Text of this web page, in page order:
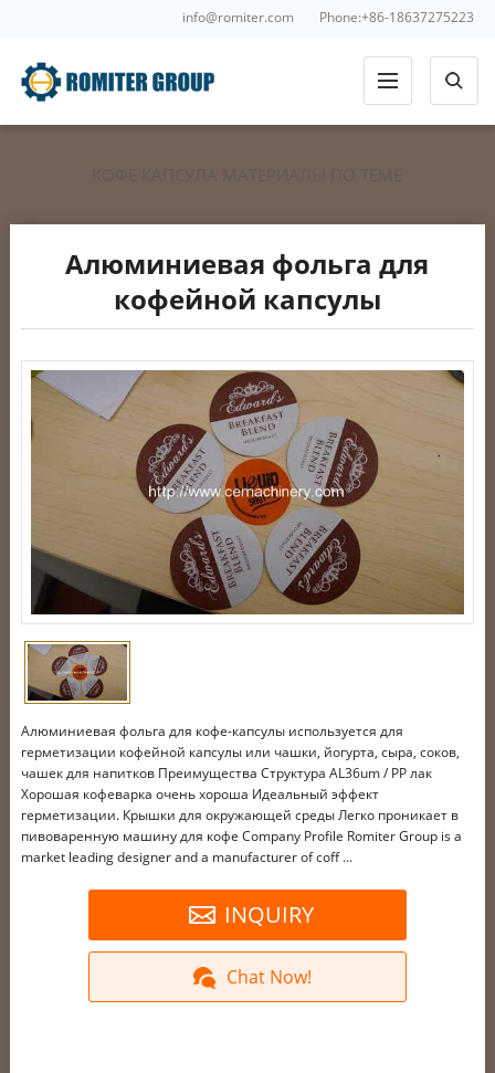
info@romiter.com Phone:+86-18637275223
Алюминиевая фольга для
кофейной капсулы
Алюминиевая фольга для кофе-капсулы используется для
герметизации кофейной капсулы или чашки, йогурта, сыра, соков,
чашек для напитков Преимущества Структура AL36um / PP лак
Хорошая кофеварка очень хороша Идеальный эффект
герметизации. Крышки для окружающей среды Легко проникает в
пивоваренную машину для кофе Company Profile Romiter Group is a
market leading designer and a manufacturer of coff ...
INQUIRY
Chat Now!